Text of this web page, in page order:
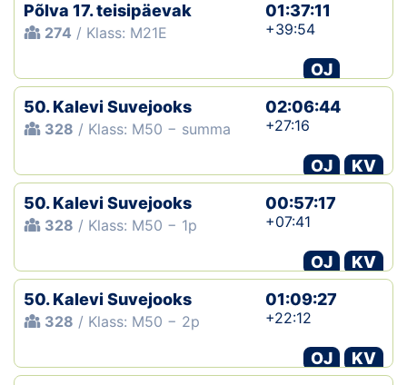
Põlva 17. teisipäevak
274 / Klass: M21E
01:37:11
+39:54
OJ
50. Kalevi Suvejooks
328 / Klass: M50 − summa
02:06:44
+27:16
OJ
KV
50. Kalevi Suvejooks
328 / Klass: M50 − 1p
00:57:17
+07:41
OJ
KV
50. Kalevi Suvejooks
328 / Klass: M50 − 2p
01:09:27
+22:12
OJ
KV